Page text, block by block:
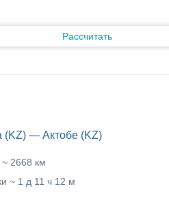
Рассчитать
(KZ) — Актобе (KZ)
~ 2668 км
~ 1 д 11 ч 12 м